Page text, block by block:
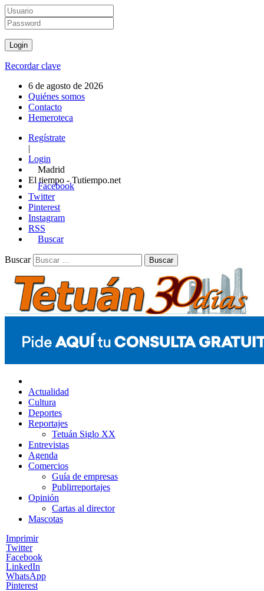
Recordar clave
6 de agosto de 2026
Quiénes somos
Contacto
Hemeroteca
Regístrate
|
Login
Madrid
El tiempo - Tutiempo.net
Facebook
Twitter
Pinterest
Instagram
RSS
Buscar
Buscar
Actualidad
Cultura
Deportes
Reportajes
Tetuán Siglo XX
Entrevistas
Agenda
Comercios
Guía de empresas
Publirreportajes
Opinión
Cartas al director
Mascotas
Imprimir
Twitter
Facebook
LinkedIn
WhatsApp
Pinterest